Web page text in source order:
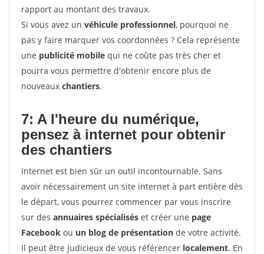
rapport au montant des travaux.
Si vous avez un véhicule professionnel, pourquoi ne
pas y faire marquer vos coordonnées ? Cela représente
une publicité mobile qui ne coûte pas très cher et
pourra vous permettre d'obtenir encore plus de
nouveaux chantiers.
7: A l'heure du numérique,
pensez à internet pour obtenir
des chantiers
Internet est bien sûr un outil incontournable. Sans
avoir nécessairement un site internet à part entière dès
le départ, vous pourrez commencer par vous inscrire
sur des annuaires spécialisés et créer une page
Facebook ou un blog de présentation de votre activité.
Il peut être judicieux de vous référencer localement. En